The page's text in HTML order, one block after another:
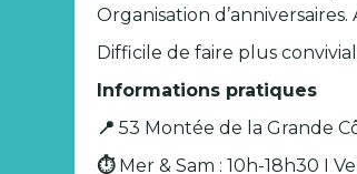
Organisation
Difficile de faire plus
Informations pratiques
📍 53 Montée de la Grande
⏱️Mer & Sam : 10h-18h30 I